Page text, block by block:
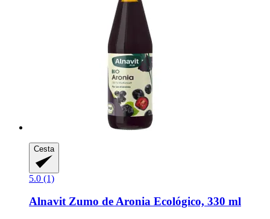
Cesta
5.0 (1)
AlnavitZumo de Aronia Ecológico, 330 ml